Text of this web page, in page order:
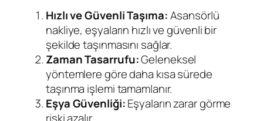
Hızlı ve Güvenli Taşıma:Asansörlü
nakliye, eşyaların hızlı ve güvenli bir
şekilde taşınmasını sağlar.
Zaman Tasarrufu:Geleneksel
yöntemlere göre daha kısa sürede
taşınma işlemi tamamlanır.
Eşya Güvenliği:Eşyaların zarar görme